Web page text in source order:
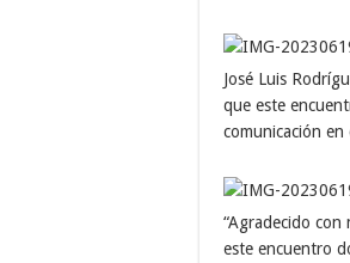
José Luis
que este
comunicación
“Agradecido
este encuentro